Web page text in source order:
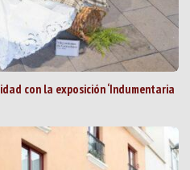
con la exposición ‘Indumentaria